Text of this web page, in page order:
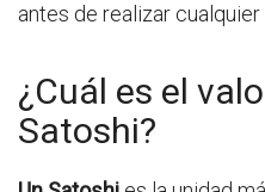
antes de realizar
¿Cuál es el
Satoshi?